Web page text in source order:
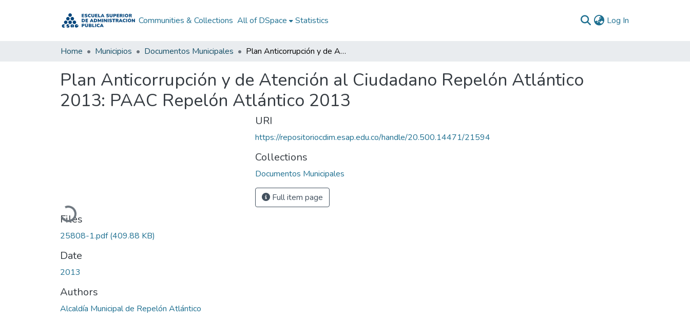
Communities & Collections All of DSpace Statistics Log In
Home Municipios Documentos Municipales Plan Anticorrupción y de Atención al Ciudadano Repelón Atlántico 2013: PAAC Repelón Atlántico 2013
Plan Anticorrupción y de Atención al Ciudadano Repelón Atlántico
2013: PAAC Repelón Atlántico 2013
Loading...
Files
25808-1.pdf(409.88 KB)
Date
2013
Authors
Alcaldía Municipal de Repelón Atlántico
URI
https://repositoriocdim.esap.edu.co/handle/20.500.14471/21594
Collections
Documentos Municipales
Full item page